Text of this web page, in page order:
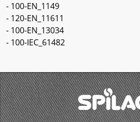
- 100-EN_1149
- 120-EN_11611
- 100-EN_13034
- 100-IEC_61482